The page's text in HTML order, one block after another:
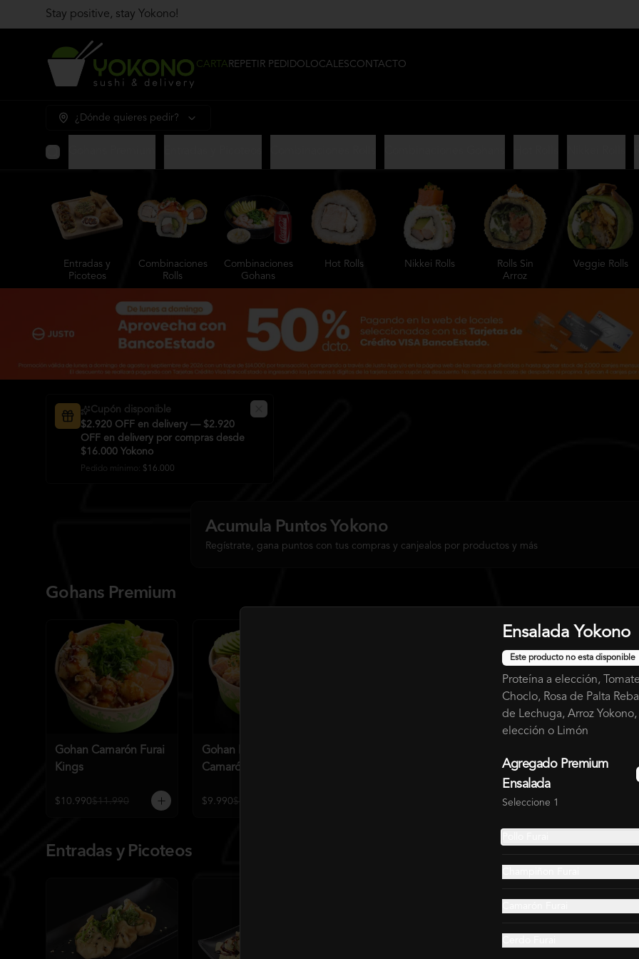
Stay positive, stay Yokono!
CARTA REPETIR PEDIDO LOCALESCONTACTO
¿Dónde quieres pedir?
Entradas y
Picoteos
Combinaciones
Rolls
Combinaciones
Gohans
Hot Rolls Nikkei Rolls
Rolls Sin
Arroz
Veggie Rolls
Cupón disponible
$2.920 OFF en delivery — $2.920
OFF en delivery por compras desde
$16.000 Yokono
Pedido mínimo: $16.000
Acumula Puntos Yokono
Regístrate, gana puntos con tus compras y canjealos por productos y más
Gohans Premium
Gohan Camarón Furai
Kings
$10.990$11.990
Gohan Extra Atún
Camarón Spicy
$9.990$10.990
Camarón Spicy
$9.990$10.990
Entradas y Picoteos
Ensalada Yokono
Este producto no esta disponible
Proteína a elección,
Choclo, Rosa de Palta
de Lechuga, Arroz Yokono,
elección o Limón
Agregado Premium
Ensalada
Seleccione 1